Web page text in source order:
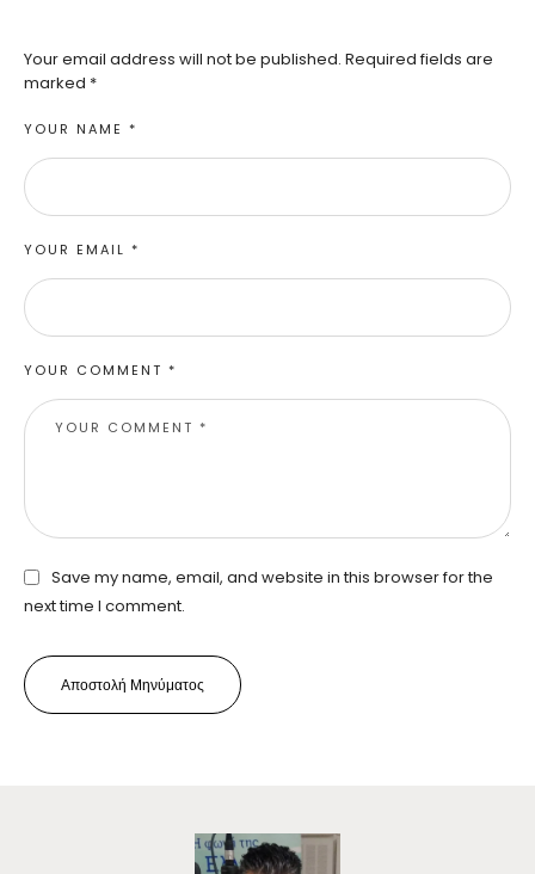
Your email address will not be published. Required fields are
marked *
YOUR COMMENT *
YOUR NAME *
YOUR EMAIL *
Save my name, email, and website in this browser for the
next time I comment.
Αποστολή Μηνύματος